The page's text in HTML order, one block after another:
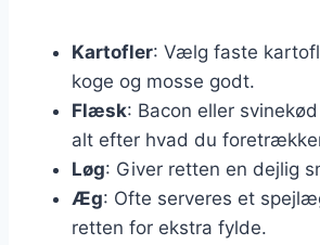
Kartofler: Vælg faste
koge og mosse godt.
Flæsk: Bacon eller
alt efter hvad du
Løg: Giver retten en dejlig
Æg: Ofte serveres et
retten for ekstra fylde.